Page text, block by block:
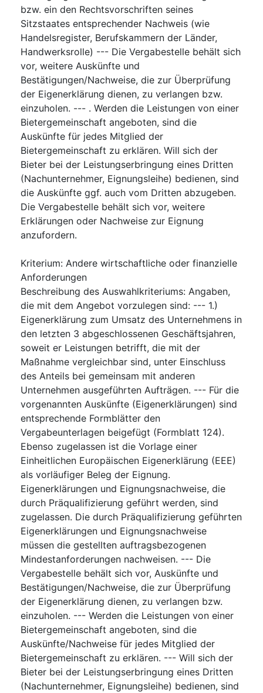
bzw. ein den Rechtsvorschriften seines
Sitzstaates entsprechender Nachweis (wie
Handelsregister, Berufskammern der Länder,
Handwerksrolle) --- Die Vergabestelle behält sich
vor, weitere Auskünfte und
Bestätigungen/Nachweise, die zur Überprüfung
der Eigenerklärung dienen, zu verlangen bzw.
einzuholen. --- . Werden die Leistungen von einer
Bietergemeinschaft angeboten, sind die
Auskünfte für jedes Mitglied der
Bietergemeinschaft zu erklären. Will sich der
Bieter bei der Leistungserbringung eines Dritten
(Nachunternehmer, Eignungsleihe) bedienen, sind
die Auskünfte ggf. auch vom Dritten abzugeben.
Die Vergabestelle behält sich vor, weitere
Erklärungen oder Nachweise zur Eignung
anzufordern.
Kriterium: Andere wirtschaftliche oder finanzielle
Anforderungen
Beschreibung des Auswahlkriteriums: Angaben,
die mit dem Angebot vorzulegen sind: --- 1.)
Eigenerklärung zum Umsatz des Unternehmens in
den letzten 3 abgeschlossenen Geschäftsjahren,
soweit er Leistungen betrifft, die mit der
Maßnahme vergleichbar sind, unter Einschluss
des Anteils bei gemeinsam mit anderen
Unternehmen ausgeführten Aufträgen. --- Für die
vorgenannten Auskünfte (Eigenerklärungen) sind
entsprechende Formblätter den
Vergabeunterlagen beigefügt (Formblatt 124).
Ebenso zugelassen ist die Vorlage einer
Einheitlichen Europäischen Eigenerklärung (EEE)
als vorläufiger Beleg der Eignung.
Eigenerklärungen und Eignungsnachweise, die
durch Präqualifizierung geführt werden, sind
zugelassen. Die durch Präqualifizierung geführten
Eigenerklärungen und Eignungsnachweise
müssen die gestellten auftragsbezogenen
Mindestanforderungen nachweisen. --- Die
Vergabestelle behält sich vor, Auskünfte und
Bestätigungen/Nachweise, die zur Überprüfung
der Eigenerklärung dienen, zu verlangen bzw.
einzuholen. --- Werden die Leistungen von einer
Bietergemeinschaft angeboten, sind die
Auskünfte/Nachweise für jedes Mitglied der
Bietergemeinschaft zu erklären. --- Will sich der
Bieter bei der Leistungserbringung eines Dritten
(Nachunternehmer, Eignungsleihe) bedienen, sind